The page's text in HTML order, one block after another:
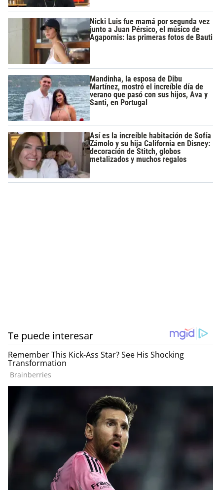
Nicki Luis fue mamá por segunda vez
junto a Juan Pérsico, el músico de
Agapornis: las primeras fotos de Bauti
Mandinha, la esposa de Dibu
Martínez, mostró el increíble día de
verano que pasó con sus hijos, Ava y
Santi, en Portugal
Así es la increíble habitación de Sofía
Zámolo y su hija California en Disney:
decoración de Stitch, globos
metalizados y muchos regalos